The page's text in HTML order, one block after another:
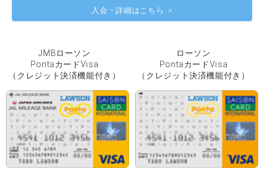
入会・詳細はこちら
JMBローソン
PontaカードVisa
（クレジット決済機能付き）
ローソン
PontaカードVisa
（クレジット決済機能付き）